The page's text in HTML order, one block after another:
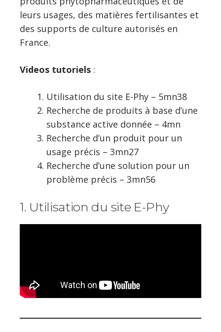
leurs usages, des matières fertilisantes et
des supports de culture autorisés en
France.
Videos tutoriels :
Utilisation du site E-Phy – 5mn38
Recherche de produits à base d’une
substance active donnée – 4mn
Recherche d’un produit pour un
usage précis – 3mn27
Recherche d’une solution pour un
problème précis – 3mn56
1. Utilisation du site E-Phy